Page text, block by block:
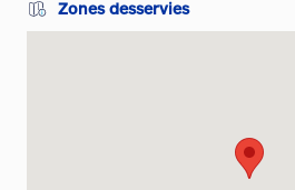
Zones desservies